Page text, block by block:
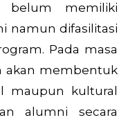
belum memiliki
namun difasilitasi
Pada masa
akan membentuk
maupun kultural
alumni secara